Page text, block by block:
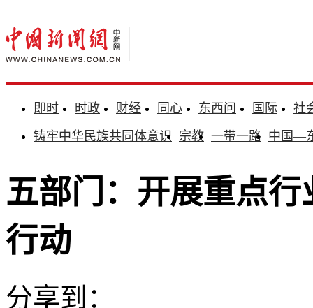
即时 时政 财经 同心 东西问 国际
社
铸牢中华民族共同体意识 宗教 一带一路 中国—
五部门：开展重点
行动
分享到：